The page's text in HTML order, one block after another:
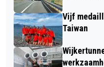
Vijf
Taiwan